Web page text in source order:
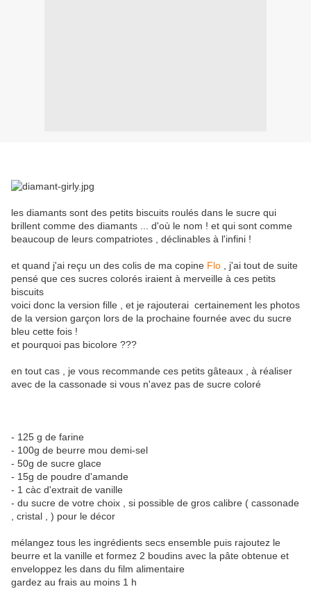
les diamants sont des petits biscuits roulés dans le sucre qui
brillent comme des diamants ... d'où le nom ! et qui sont comme
beaucoup de leurs compatriotes , déclinables à l'infini !
et quand j'ai reçu un des colis de ma copine Flo , j'ai tout de suite
pensé que ces sucres colorés iraient à merveille à ces petits
biscuits
voici donc la version fille , et je rajouterai certainement les photos
de la version garçon lors de la prochaine fournée avec du sucre
bleu cette fois !
et pourquoi pas bicolore ???
en tout cas , je vous recommande ces petits gâteaux , à réaliser
avec de la cassonade si vous n'avez pas de sucre coloré
- 125 g de farine
- 100g de beurre mou demi-sel
- 50g de sucre glace
- 15g de poudre d'amande
- 1 càc d'extrait de vanille
- du sucre de votre choix , si possible de gros calibre ( cassonade
, cristal , ) pour le décor
mélangez tous les ingrédients secs ensemble puis rajoutez le
beurre et la vanille et formez 2 boudins avec la pâte obtenue et
enveloppez les dans du film alimentaire
gardez au frais au moins 1 h